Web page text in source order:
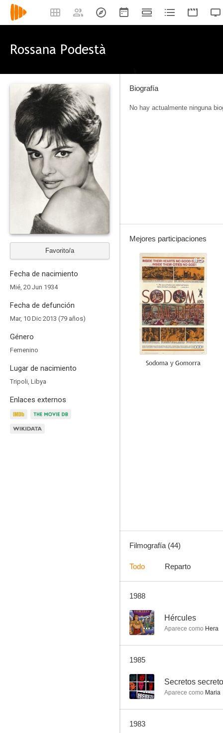
Rossana Podestà
Favorito/a
Fecha de nacimiento
Mié, 20 Jun 1934
Fecha de defunción
Mar, 10 Dic 2013 (79 años)
Género
Femenino
Lugar de nacimiento
Tripoli, Libya
Enlaces externos
Biografía
No hay actualmente ninguna
Mejores participaciones
8.5
Sodoma y Gomorra
Filmografía (44)
Todo Reparto
1988
-- Hércules
Aparece como Hera
1985
-- Secretos
Aparece como Maria
1983